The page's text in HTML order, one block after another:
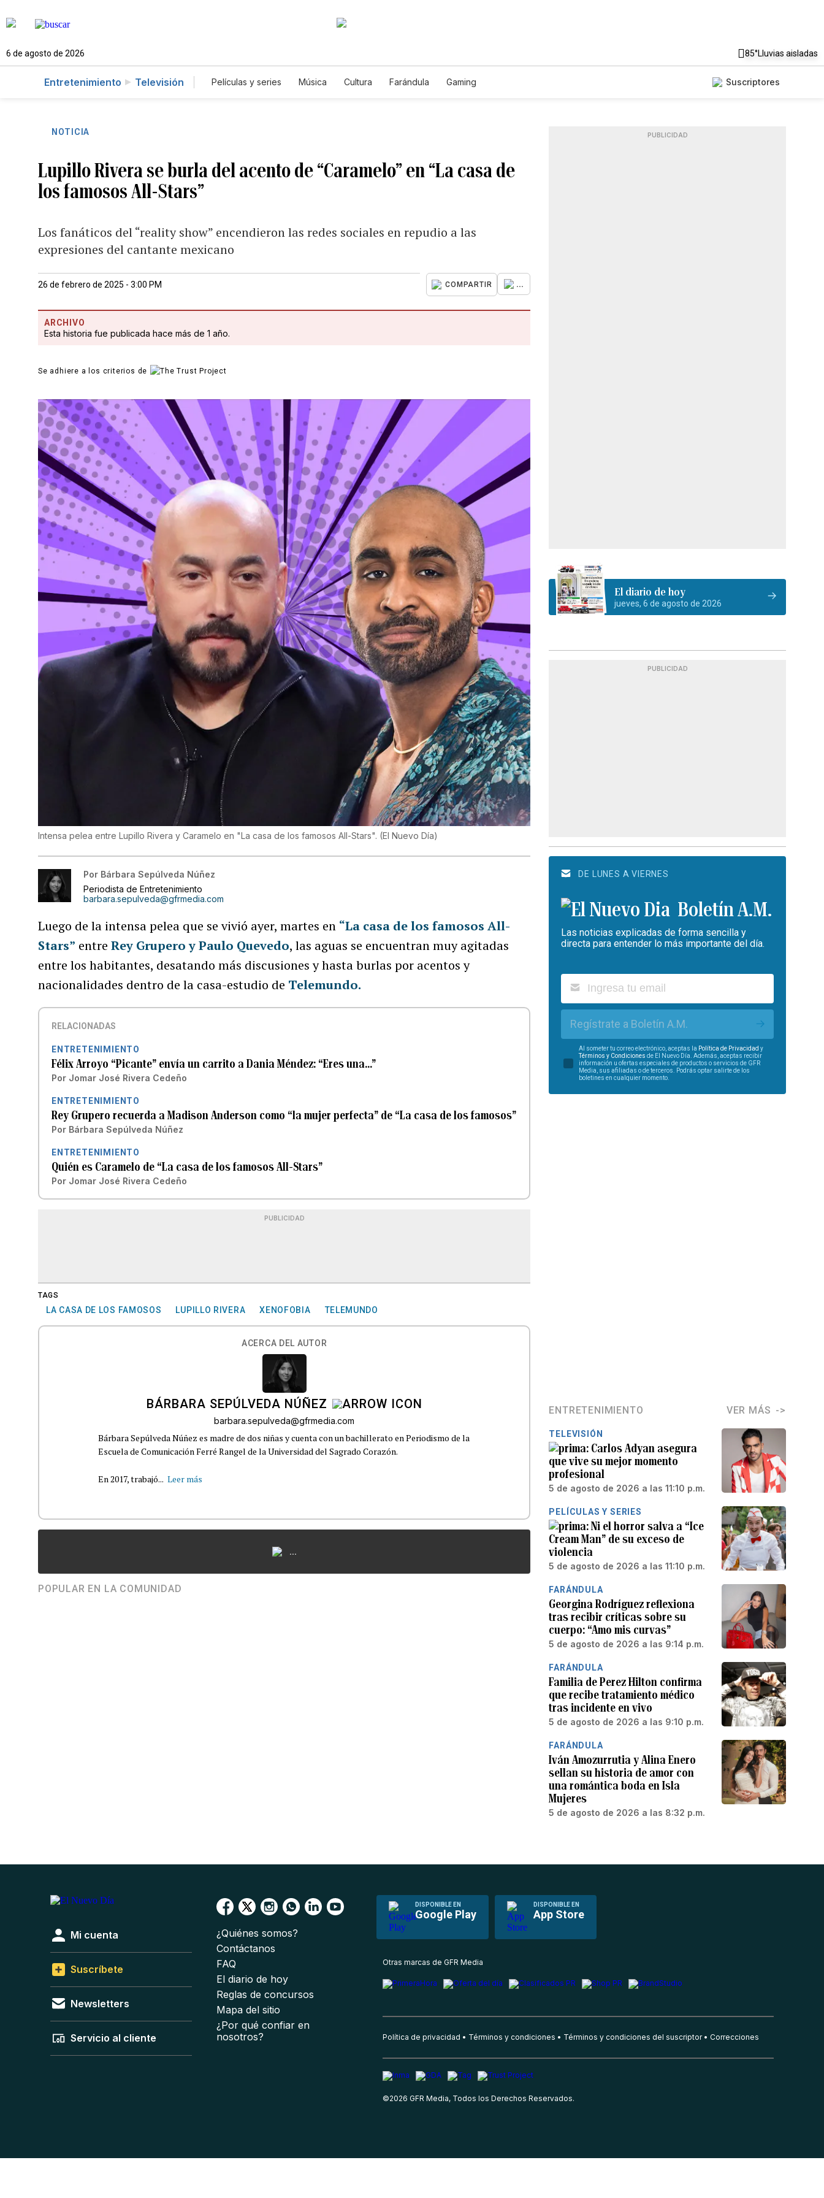
6 de agosto de 2026 85°Lluvias aisladas
Entretenimiento Televisión Películas y series Música Cultura Farándula Gaming Suscriptores
NOTICIA
Lupillo Rivera se burla del acento de “Caramelo” en “La casa de
los famosos All-Stars”
Los fanáticos del “reality show” encendieron las redes sociales en repudio a las
expresiones del cantante mexicano
26 de febrero de 2025 - 3:00 PM COMPARTIR ...
ARCHIVO
Esta historia fue publicada hace más de 1 año.
Se adhiere a los criterios de
Intensa pelea entre Lupillo Rivera y Caramelo en "La casa de los famosos All-Stars". (El Nuevo Día)
Por Bárbara Sepúlveda Núñez
Periodista de Entretenimiento
barbara.sepulveda@gfrmedia.com
Luego de la intensa pelea que se vivió ayer, martes en “La casa de los famosos All-
Stars” entreRey Grupero y Paulo Quevedo, las aguas se encuentran muy agitadas
entre los habitantes, desatando más discusiones y hasta burlas por acentos y
nacionalidades dentro de la casa-estudio de Telemundo.
RELACIONADAS
ENTRETENIMIENTO
Félix Arroyo “Picante” envía un carrito a Dania Méndez: “Eres una...”
Por Jomar José Rivera Cedeño
ENTRETENIMIENTO
Rey Grupero recuerda a Madison Anderson como “la mujer perfecta” de “La casa de los famosos”
Por Bárbara Sepúlveda Núñez
ENTRETENIMIENTO
Quién es Caramelo de “La casa de los famosos All-Stars”
Por Jomar José Rivera Cedeño
PUBLICIDAD
TAGS
LA CASA DE LOS FAMOSOS LUPILLO RIVERA XENOFOBIA TELEMUNDO
ACERCA DEL AUTOR
BÁRBARA SEPÚLVEDA NÚÑEZ
barbara.sepulveda@gfrmedia.com
Bárbara Sepúlveda Núñez es madre de dos niñas y cuenta con un bachillerato en Periodismo de la
Escuela de Comunicación Ferré Rangel de la Universidad del Sagrado Corazón.
En 2017, trabajó... Leer más
...
POPULAR EN LA COMUNIDAD
PUBLICIDAD
El diario de hoy
jueves, 6 de agosto de 2026
PUBLICIDAD
DE LUNES A VIERNES
Boletín A.M.
Las noticias explicadas de forma sencilla y
directa para entender lo más importante del día.
Regístrate a Boletín A.M.
Al someter tu correo electrónico, aceptas la Política de Privacidad y
Términos y Condiciones de El Nuevo Día. Además, aceptas recibir
información u ofertas especiales de productos o servicios de GFR
Media, sus afiliadas o de terceros. Podrás optar salirte de los
boletines en cualquier momento.
ENTRETENIMIENTO VER MÁS
TELEVISIÓN
Carlos Adyan asegura
que vive su mejor momento
profesional
5 de agosto de 2026 a las 11:10 p.m.
PELÍCULAS Y SERIES
Ni el horror salva a “Ice
Cream Man” de su exceso de
violencia
5 de agosto de 2026 a las 11:10 p.m.
FARÁNDULA
Georgina Rodríguez reflexiona
tras recibir críticas sobre su
cuerpo: “Amo mis curvas”
5 de agosto de 2026 a las 9:14 p.m.
FARÁNDULA
Familia de Perez Hilton confirma
que recibe tratamiento médico
tras incidente en vivo
5 de agosto de 2026 a las 9:10 p.m.
FARÁNDULA
Iván Amozurrutia y Alina Enero
sellan su historia de amor con
una romántica boda en Isla
Mujeres
5 de agosto de 2026 a las 8:32 p.m.
DISPONIBLE EN
Google Play
DISPONIBLE EN
App Store
Mi cuenta
Suscríbete
Newsletters
Servicio al cliente
¿Quiénes somos?
Contáctanos
FAQ
El diario de hoy
Reglas de concursos
Mapa del sitio
¿Por qué confiar en
nosotros?
Otras marcas de GFR Media
Política de privacidad Términos y condiciones Términos y condiciones del suscriptor Correcciones
©2026 GFR Media, Todos los Derechos Reservados.